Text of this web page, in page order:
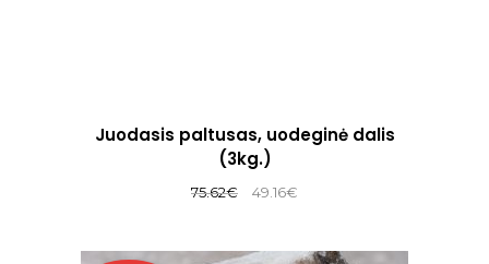
Juodasis paltusas, uodeginė dalis
(3kg.)
75.62€
Original
49.16€